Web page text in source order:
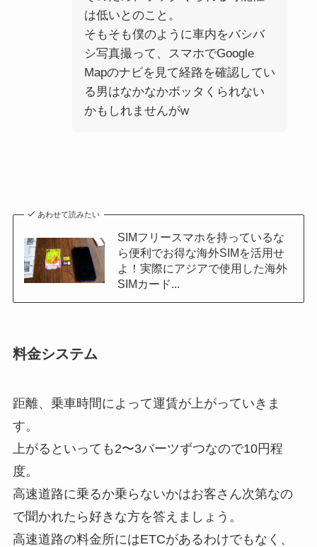
は低いとのこと。
そもそも僕のように車内をバシバ
シ写真撮って、スマホでGoogle
Mapのナビを見て経路を確認してい
る男はなかなかボッタくられない
かもしれませんがw
あわせて読みたい
SIMフリースマホを持っているな
ら便利でお得な海外SIMを活用せ
よ！実際にアジアで使用した海外
SIMカード...
料金システム
距離、乗車時間によって運賃が上がっていきま
す。
上がるといっても2〜3バーツずつなので10円程
度。
高速道路に乗るか乗らないかはお客さん次第なの
で聞かれたら好きな方を答えましょう。
高速道路の料金所にはETCがあるわけでもなく、